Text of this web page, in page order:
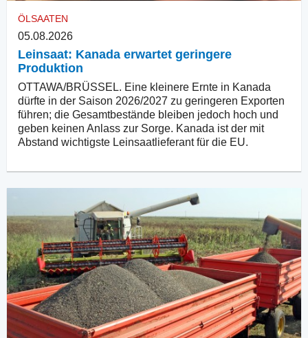
ÖLSAATEN
05.08.2026
Leinsaat: Kanada erwartet geringere
Produktion
OTTAWA/BRÜSSEL. Eine kleinere Ernte in Kanada
dürfte in der Saison 2026/2027 zu geringeren Exporten
führen; die Gesamtbestände bleiben jedoch hoch und
geben keinen Anlass zur Sorge. Kanada ist der mit
Abstand wichtigste Leinsaatlieferant für die EU.